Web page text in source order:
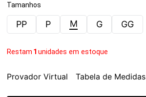
Tamanhos
PP P M G GG
Restam 1 unidades em estoque
Provador Virtual Tabela de Medidas